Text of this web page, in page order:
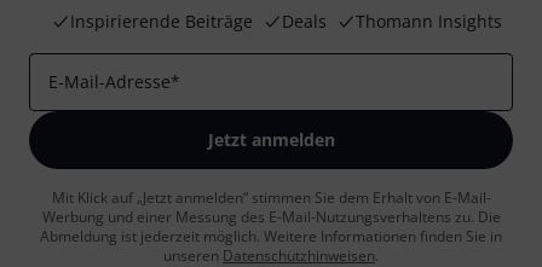
Inspirierende Beiträge
Deals Thomann Insights
E-Mail-Adresse*
Jetzt anmelden
Mit Klick auf „Jetzt anmelden“ stimmen Sie dem Erhalt von E-Mail-
Werbung und einer Messung des E-Mail-Nutzungsverhaltens zu. Die
Abmeldung ist jederzeit möglich. Weitere Informationen finden Sie in
unseren Datenschutzhinweisen.